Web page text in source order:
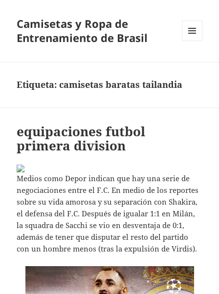
Camisetas y Ropa de
Entrenamiento de Brasil
Etiqueta:camisetas baratas tailandia
equipaciones futbol
primera division
Medios como Depor indican que hay una serie de
negociaciones entre el F.C. En medio de los reportes
sobre su vida amorosa y su separación con Shakira,
el defensa del F.C. Después de igualar 1:1 en Milán,
la squadra de Sacchi se vio en desventaja de 0:1,
además de tener que disputar el resto del partido
con un hombre menos (tras la expulsión de Virdis).